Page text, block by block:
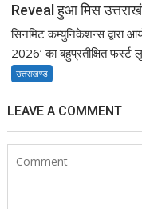
Reveal हुआ मिस
सिनमिट कम्युनिकेशन्स द्वारा
2026’ का बहुप्रतीक्षित फर्स्ट
उत्तराखण्ड
LEAVE A COMMENT